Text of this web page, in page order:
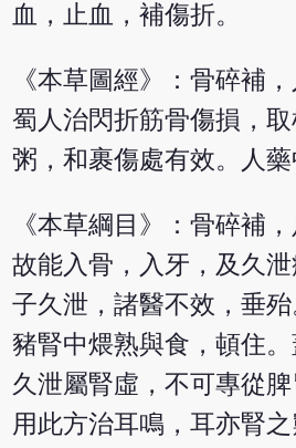
血，止血，補傷折。
《本草圖經》：骨碎補
蜀人治閃折筋骨傷損，
粥，和裹傷處有效。人藥
《本草綱目》：骨碎補
故能入骨，入牙，及久
子久泄，諸醫不效，垂
豬腎中煨熟與食，頓住。
久泄屬腎虛，不可專從脾
用此方治耳鳴，耳亦腎